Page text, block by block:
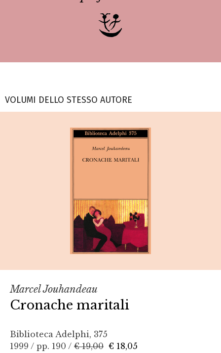
VOLUMI DELLO STESSO AUTORE
Marcel Jouhandeau
Cronache maritali
Biblioteca Adelphi, 375
1999 / pp. 190 / € 19,00 € 18,05